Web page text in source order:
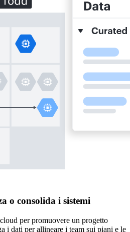
o consolida i sistemi
per promuovere un progetto
i dati per allineare i team sui piani e le